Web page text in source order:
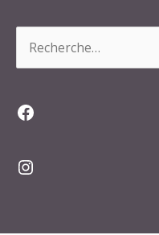
Facebook
Instagram